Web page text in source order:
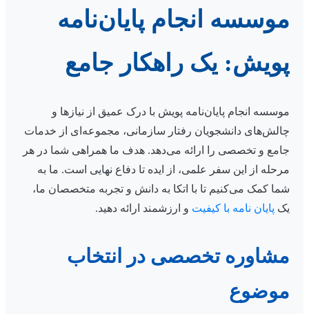
موسسه انجام پایان‌نامه
پویش: یک راهکار جامع
موسسه انجام پایان‌نامه پویش با درک عمیق از نیازها و
چالش‌های دانشجویان رفتار سازمانی، مجموعه‌ای از خدمات
جامع و تخصصی را ارائه می‌دهد. هدف ما همراهی شما در هر
مرحله از این سفر علمی، از ایده تا دفاع نهایی است. ما به
شما کمک می‌کنیم تا با اتکا به دانش و تجربه متخصصان ما،
یک پایان نامه با کیفیت و ارزشمند ارائه دهید.
مشاوره تخصصی در انتخاب
موضوع